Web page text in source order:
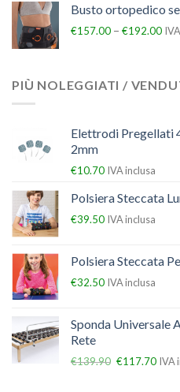
Busto ortopedico
€157.00 – €192.00
PIÙ NOLEGGIATI /
Elettrodi Pregellati
2mm
€10.70 IVA inclusa
Polsiera Steccata
€39.50 IVA inclusa
Polsiera Steccata
€32.50 IVA inclusa
Sponda Universale
Rete
€139.90 €117.70 IVA